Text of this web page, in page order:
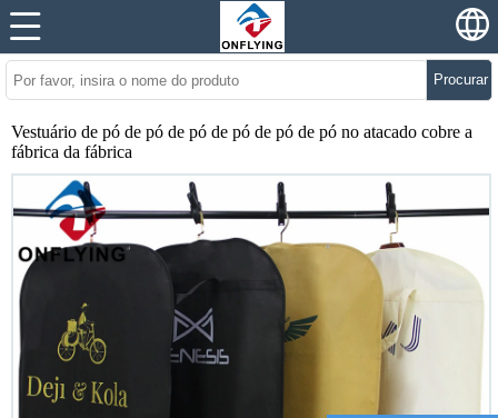
Procurar
Vestuário de pó de pó de pó de pó de pó de pó no atacado cobre a
fábrica da fábrica